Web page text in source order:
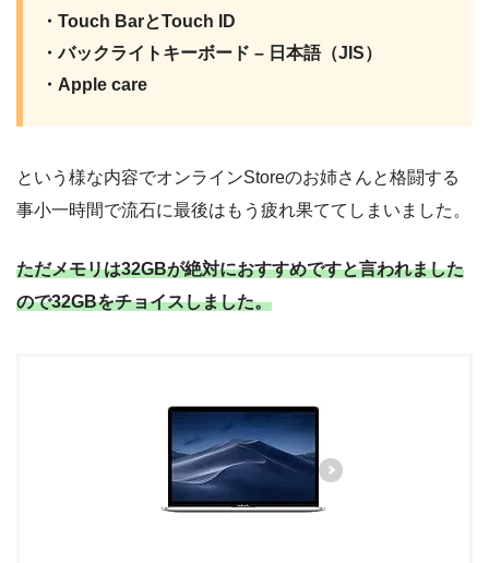
・Touch BarとTouch ID
・バックライトキーボード – 日本語（JIS）
・Apple care
という様な内容でオンラインStoreのお姉さんと格闘する
事小一時間で流石に最後はもう疲れ果ててしまいました。
ただメモリは32GBが絶対におすすめですと言われました
ので32GBをチョイスしました。